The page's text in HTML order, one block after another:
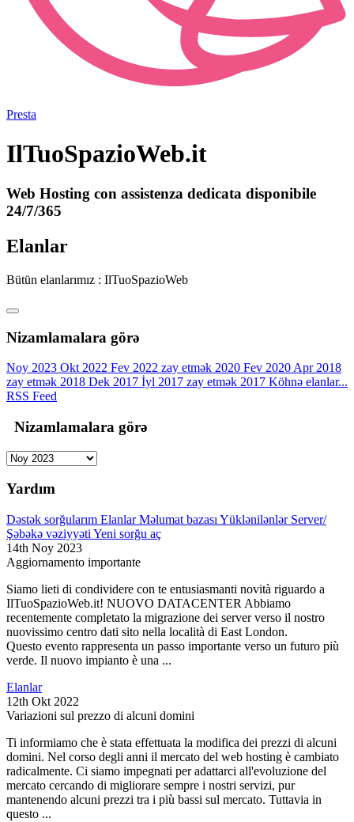
Presta
IlTuoSpazioWeb.it
Web Hosting con assistenza dedicata disponibile
24/7/365
Elanlar
Bütün elanlarımız : IlTuoSpazioWeb
Nizamlamalara görə
Noy 2023 Okt 2022 Fev 2022 zay etmək 2020 Fev 2020 Apr 2018
zay etmək 2018 Dek 2017 İyl 2017 zay etmək 2017 Köhnə elanlar...
RSS Feed
Nizamlamalara görə
Yardım
Dəstək sorğularım ElanlarMəlumat bazası Yüklənilənlər Server/
Şəbəkə vəziyyəti Yeni sorğu aç
14th Noy 2023
Aggiornamento importante
Siamo lieti di condividere con te entusiasmanti novità riguardo a
IlTuoSpazioWeb.it! NUOVO DATACENTER Abbiamo
recentemente completato la migrazione dei server verso il nostro
nuovissimo centro dati sito nella località di East London.
Questo evento rappresenta un passo importante verso un futuro più
verde. Il nuovo impianto è una ...
Elanlar
12th Okt 2022
Variazioni sul prezzo di alcuni domini
Ti informiamo che è stata effettuata la modifica dei prezzi di alcuni
domini. Nel corso degli anni il mercato del web hosting è cambiato
radicalmente. Ci siamo impegnati per adattarci all'evoluzione del
mercato cercando di migliorare sempre i nostri servizi, pur
mantenendo alcuni prezzi tra i più bassi sul mercato. Tuttavia in
questo ...